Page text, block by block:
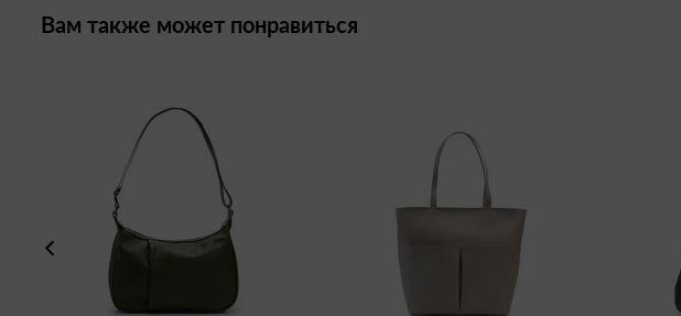
Вам также может понравиться